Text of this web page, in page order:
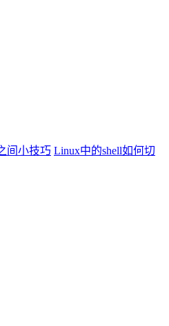
间小技巧 Linux中的shell如何切